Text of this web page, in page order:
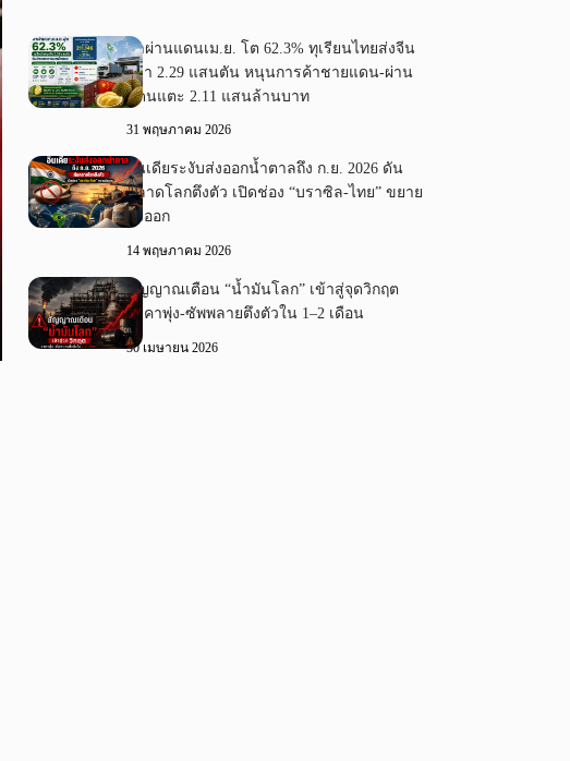
ค้าผ่านแดนเม.ย. โต 62.3% ทุเรียนไทยส่งจีน
กว่า 2.29 แสนตัน หนุนการค้าชายแดน-ผ่าน
แดนแตะ 2.11 แสนล้านบาท
31 พฤษภาคม 2026
อินเดียระงับส่งออกน้ำตาลถึง ก.ย. 2026 ดัน
ตลาดโลกตึงตัว เปิดช่อง “บราซิล-ไทย” ขยาย
ส่งออก
14 พฤษภาคม 2026
สัญญาณเตือน “น้ำมันโลก” เข้าสู่จุดวิกฤต
ราคาพุ่ง-ซัพพลายตึงตัวใน 1–2 เดือน
30 เมษายน 2026